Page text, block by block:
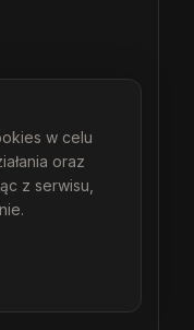
w celu
oraz
z serwisu,